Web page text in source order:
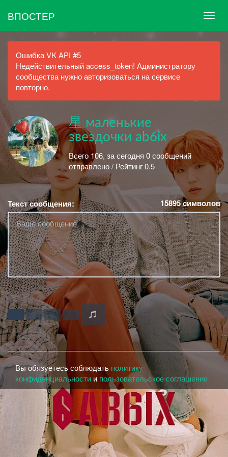
ВПОСТЕР
Ошибка VK API #5
Недействительный access_token! Администратору
сообщества нужно авторизоваться на сервисе
повторно.
星 маленькие
звездочки ab6ix
Всего 106, за сегодня 0 сообщений
отправлено / Рейтинг 0.5
Текст сообщения: 15895символов
Вы обязуетесь соблюдать политику
конфиденциальности и пользовательское соглашение